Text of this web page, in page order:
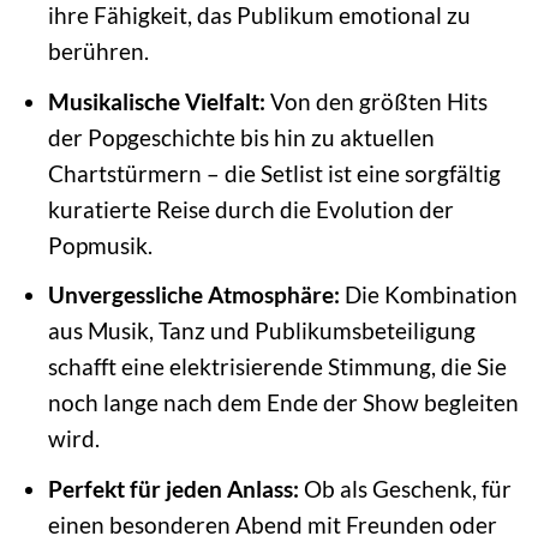
ihre Fähigkeit, das Publikum emotional zu
berühren.
Musikalische Vielfalt: Von den größten Hits
der Popgeschichte bis hin zu aktuellen
Chartstürmern – die Setlist ist eine sorgfältig
kuratierte Reise durch die Evolution der
Popmusik.
Unvergessliche Atmosphäre: Die Kombination
aus Musik, Tanz und Publikumsbeteiligung
schafft eine elektrisierende Stimmung, die Sie
noch lange nach dem Ende der Show begleiten
wird.
Perfekt für jeden Anlass: Ob als Geschenk, für
einen besonderen Abend mit Freunden oder